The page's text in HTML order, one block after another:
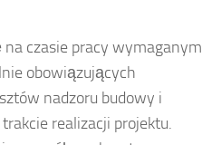
na czasie pracy wymaganym
obowiązujących
nadzoru budowy i
realizacji projektu.